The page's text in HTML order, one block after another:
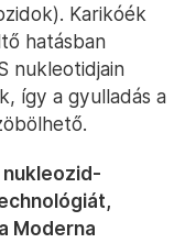
Karikóék
hatásban
nukleotidjain
így a gyulladás a
nukleozid-
Moderna